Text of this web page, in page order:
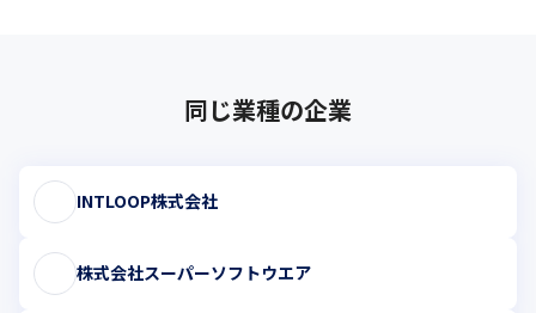
同じ業種の企業
INTLOOP株式会社
株式会社スーパーソフトウエア